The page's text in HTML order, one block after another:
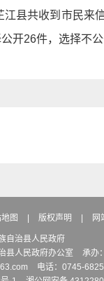
江县共收到市民
开26件，选择不
图 版权声明 网
自治县人民政府
县人民政府办公室
承办
电话：0745-